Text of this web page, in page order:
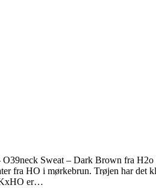
Sweat – Dark Brown fra
fra HO i mørkebrun. Trøjen har det
er…